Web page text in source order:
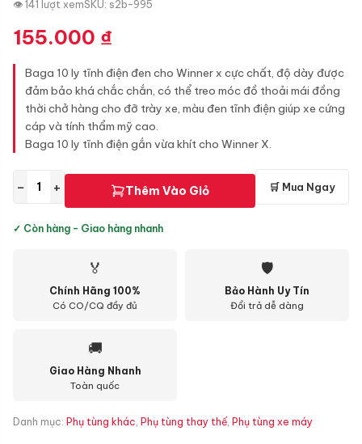
👁 141 lượt xemSKU: s2b-995
155.000 ₫
Baga 10 ly tĩnh điện đen cho Winner x cực chất, độ dày được
đảm bảo khá chắc chắn, có thể treo móc đồ thoải mái đồng
thời chở hàng cho đỡ trày xe, màu đen tĩnh điện giúp xe cứng
cáp và tính thẩm mỹ cao.
Baga 10 ly tĩnh điện gắn vừa khít cho Winner X.
− + Thêm Vào Giỏ 🛒 Mua Ngay
✓ Còn hàng - Giao hàng nhanh
🏅
Chính Hãng 100%
Có CO/CQ đầy đủ
🛡
Bảo Hành Uy Tín
Đổi trả dễ dàng
🚚
Giao Hàng Nhanh
Toàn quốc
Danh mục: Phụ tùng khác, Phụ tùng thay thế, Phụ tùng xe máy